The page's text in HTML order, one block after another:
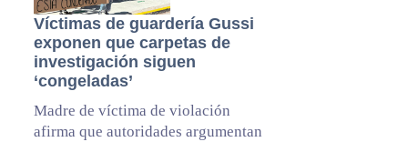
Víctimas de guardería Gussi
exponen que carpetas de
investigación siguen
‘congeladas’
Madre de víctima de violación
afirma que autoridades argumentan